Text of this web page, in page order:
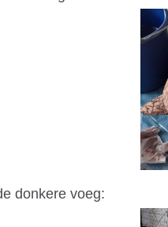
donkere voeg: